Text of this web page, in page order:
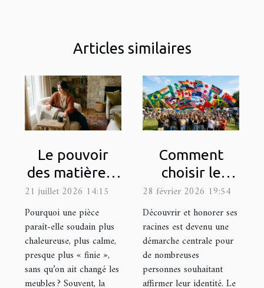
Articles similaires
Le pouvoir
des matières :
comment les
textures
influencent
l’ambiance
21 juillet 2026 14:15
Pourquoi une pièce
paraît-elle soudain plus
chaleureuse, plus calme,
presque plus « finie »,
sans qu’on ait changé les
meubles ? Souvent, la
Comment
choisir le
drapeau
représentatif
de votre
héritage
culturel ?
28 février 2026 19:54
Découvrir et honorer ses
racines est devenu une
démarche centrale pour
de nombreuses
personnes souhaitant
affirmer leur identité. Le